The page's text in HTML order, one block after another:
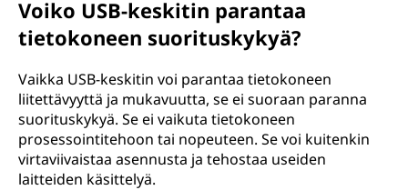
Voiko USB-keskitin parantaa
tietokoneen suorituskykyä?
Vaikka USB-keskitin voi parantaa tietokoneen
liitettävyyttä ja mukavuutta, se ei suoraan paranna
suorituskykyä. Se ei vaikuta tietokoneen
prosessointitehoon tai nopeuteen. Se voi kuitenkin
virtaviivaistaa asennusta ja tehostaa useiden
laitteiden käsittelyä.